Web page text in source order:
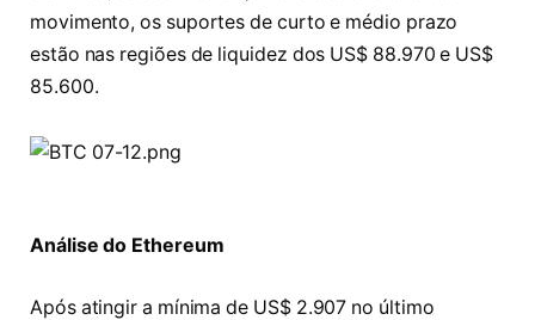
movimento, os suportes de curto e médio prazo
estão nas regiões de liquidez dos US$ 88.970 e US$
85.600.
Análise do Ethereum
Após atingir a mínima de US$ 2.907 no último